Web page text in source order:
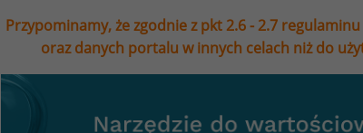
Przypominamy, że zgodnie z pkt 2.6 - 2.7
oraz danych portalu w innych celach niż do